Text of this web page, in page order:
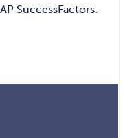
SuccessFactors.